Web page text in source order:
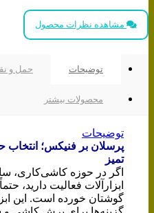
مشاهده نظرات محصول
توضیحات حمل و
محصولات بیشتر
توضیحات
پرسلان بر فنیکس؛
تمیز
اگر در حوزه کاشی‌کاری،
ابزارآلات فعالیت دارید،
گوشتان خورده است. این